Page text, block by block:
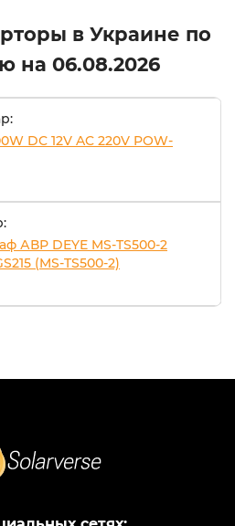
в Украине по
на 06.08.2026
DC 12V AC 220V POW-
АВР DEYE MS-TS500-2
(MS-TS500-2)